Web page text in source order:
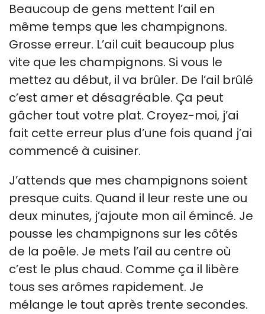
Beaucoup de gens mettent l’ail en
même temps que les champignons.
Grosse erreur. L’ail cuit beaucoup plus
vite que les champignons. Si vous le
mettez au début, il va brûler. De l’ail brûlé
c’est amer et désagréable. Ça peut
gâcher tout votre plat. Croyez-moi, j’ai
fait cette erreur plus d’une fois quand j’ai
commencé à cuisiner.
J’attends que mes champignons soient
presque cuits. Quand il leur reste une ou
deux minutes, j’ajoute mon ail émincé. Je
pousse les champignons sur les côtés
de la poêle. Je mets l’ail au centre où
c’est le plus chaud. Comme ça il libère
tous ses arômes rapidement. Je
mélange le tout après trente secondes.